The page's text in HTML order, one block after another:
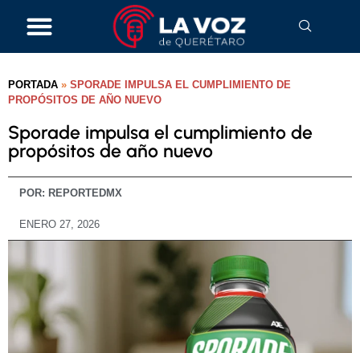
PORTADA » SPORADE IMPULSA EL CUMPLIMIENTO DE
PROPÓSITOS DE AÑO NUEVO
Sporade impulsa el cumplimiento de
propósitos de año nuevo
POR: REPORTEDMX
ENERO 27, 2026